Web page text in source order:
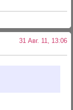
31 Авг. 11, 13:06